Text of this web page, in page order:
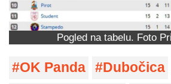
Pogled na tabelu. Foto
OK Panda Dubočica